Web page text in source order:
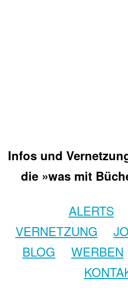
Infos und
die »was mit
ALERTS
VERNETZUNG
BLOG
WERBEN